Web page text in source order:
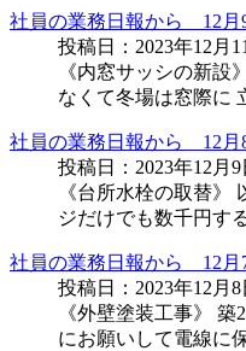
社員の業務日報から 12月
投稿日：2023年12月
《内窓サッシの新
なくて冬場は窓際に
社員の業務日報から 12月
投稿日：2023年12月
《台所水栓の取替
ジだけでも数千円す
社員の業務日報から 12月
投稿日：2023年12月
《外壁塗装工事》
にお願いして電線に